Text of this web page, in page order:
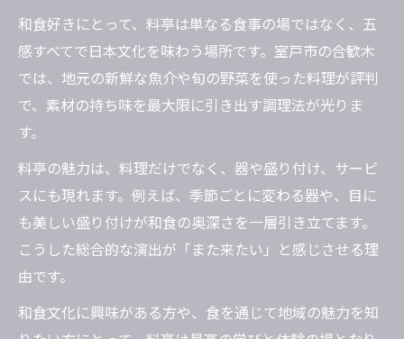
和食好きにとって、料亭は単なる食事の場ではなく、五
感すべてで日本文化を味わう場所です。室戸市の合歓木
では、地元の新鮮な魚介や旬の野菜を使った料理が評判
で、素材の持ち味を最大限に引き出す調理法が光りま
す。
料亭の魅力は、料理だけでなく、器や盛り付け、サービ
スにも現れます。例えば、季節ごとに変わる器や、目に
も美しい盛り付けが和食の奥深さを一層引き立てます。
こうした総合的な演出が「また来たい」と感じさせる理
由です。
和食文化に興味がある方や、食を通じて地域の魅力を知